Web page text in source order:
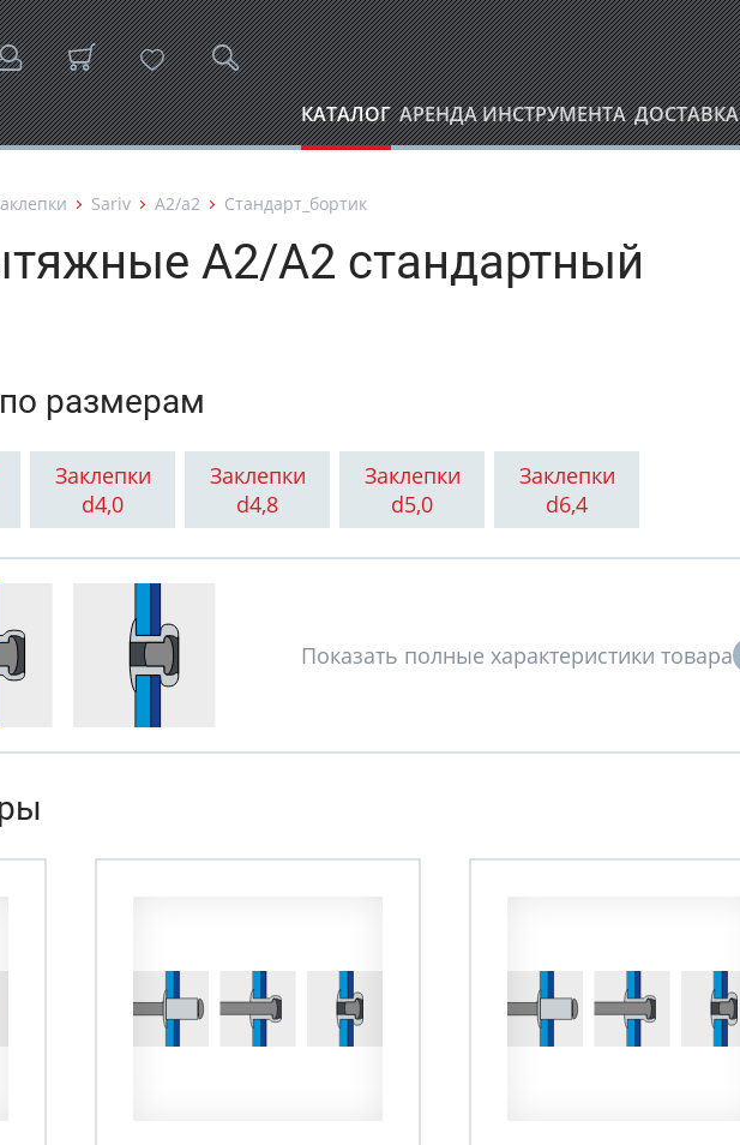
КАТАЛОГ АРЕНДА ИНСТРУМЕНТА ДОСТАВКА
Sariv А2/а2 Стандарт_бортик
А2/А2 стандартный
размерам
Заклепки
d4,0
Заклепки
d4,8
Заклепки
d5,0
Заклепки
d6,4